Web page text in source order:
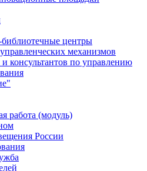
центры
механизмов
и консультантов по управлению
работа (модуль)
России